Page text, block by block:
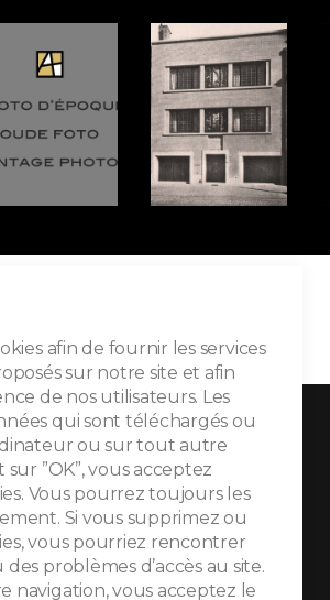
afin de fournir les services
sur notre site et afin
de nos utilisateurs. Les
qui sont téléchargés ou
ou sur tout autre
”OK”, vous acceptez
Vous pourrez toujours les
Si vous supprimez ou
vous pourriez rencontrer
problèmes d’accès au site.
navigation, vous acceptez le